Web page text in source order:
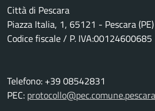
Città di Pescara
Piazza Italia, 1, 65121 - Pescara (PE)
Codice fiscale / P. IVA:00124600685
Telefono: +39 08542831
PEC: